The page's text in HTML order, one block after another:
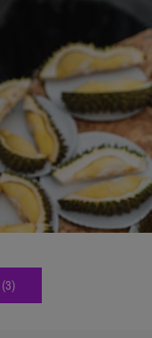
(3)